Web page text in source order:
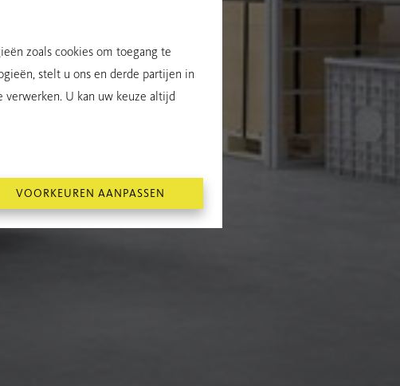
zoals cookies om toegang te
stelt u ons en derde partijen in
U kan uw keuze altijd
VOORKEUREN AANPASSEN